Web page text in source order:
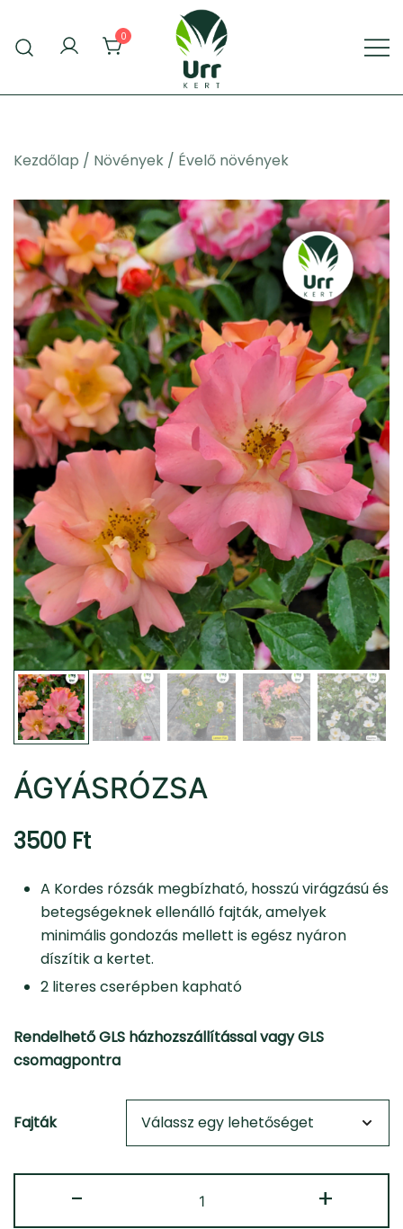
content
0
Kezdőlap / Növények / Évelő növények
ÁGYÁSRÓZSA
3500 Ft
A Kordes rózsák megbízható, hosszú virágzású és
betegségeknek ellenálló fajták, amelyek
minimális gondozás mellett is egész nyáron
díszítik a kertet.
2 literes cserépben kapható
Rendelhető GLS házhozszállítással vagy GLS
csomagpontra
Fajták
-
mennyiség
+